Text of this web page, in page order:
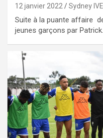
12 janvier 2022 Sydney
Suite à la puante affaire
jeunes garçons par